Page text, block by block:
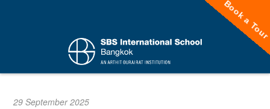
29 September 2025
Book a Tour